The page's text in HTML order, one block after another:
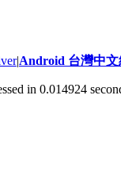
|Android 台灣中文
in 0.014924